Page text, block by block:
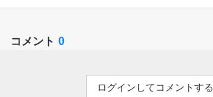
コメント 0
ログインしてコメントする